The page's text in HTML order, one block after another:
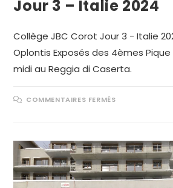
Jour 3 – Italie 2024
Collège JBC Corot Jour 3 - Italie
Oplontis Exposés des 4èmes
midi au Reggia di Caserta.
COMMENTAIRES FERMÉS